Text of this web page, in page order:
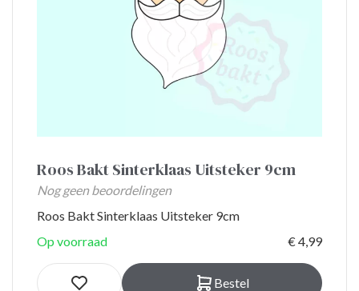
Roos Bakt Sinterklaas Uitsteker 9cm
Nog geen beoordelingen
Roos Bakt Sinterklaas Uitsteker 9cm
Op voorraad
€ 4,99
Bestel